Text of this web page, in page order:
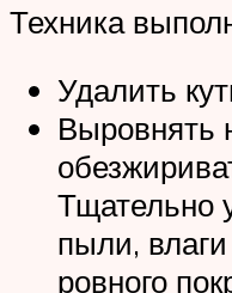
Техника
Удалить
Выровнять
Тщательно
пыли,
ровного